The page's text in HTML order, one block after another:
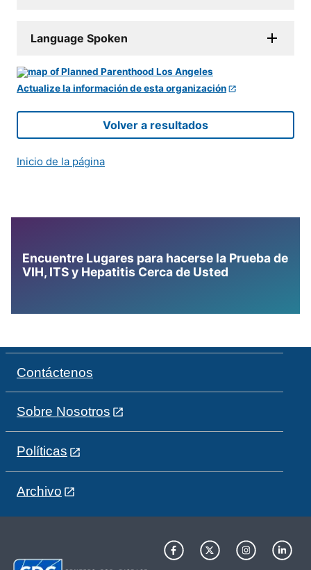
Language Spoken
Actualize la información de esta organización
Volver a resultados
Inicio de la página
Encuentre Lugares para hacerse la Prueba de
VIH, ITS y Hepatitis Cerca de Usted
Contáctenos
Sobre Nosotros
Políticas
Archivo